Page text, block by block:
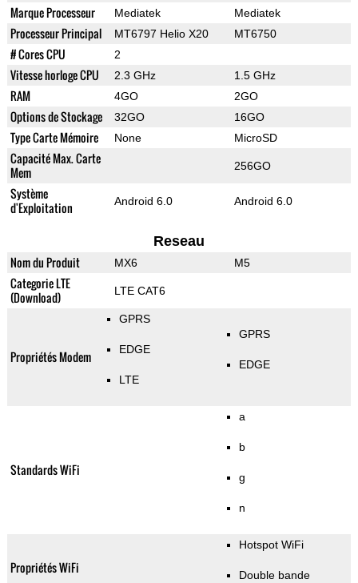
Marque Processeur
Mediatek Mediatek
Processeur Principal MT6797 Helio X20 MT6750
# Cores CPU 2
Vitesse horloge CPU 2.3 GHz 1.5 GHz
RAM 4GO 2GO
Options de Stockage 32GO 16GO
Type Carte Mémoire None MicroSD
Capacité Max. Carte
Mem
256GO
Système
d'Exploitation
Android 6.0 Android 6.0
Reseau
Nom du Produit MX6 M5
Categorie LTE
(Download)
LTE CAT6
Propriétés Modem
GPRS
EDGE
LTE
GPRS
EDGE
Standards WiFi
a
b
g
n
Propriétés WiFi
Hotspot WiFi
Double bande